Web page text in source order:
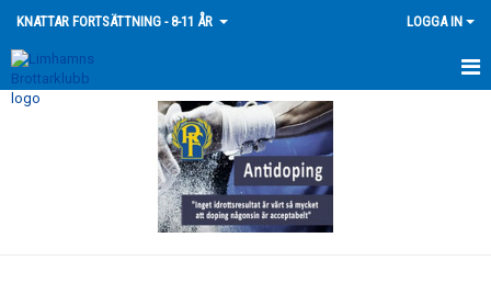
KNATTAR FORTSÄTTNING - 8-11 ÅR LOGGA IN
HEM